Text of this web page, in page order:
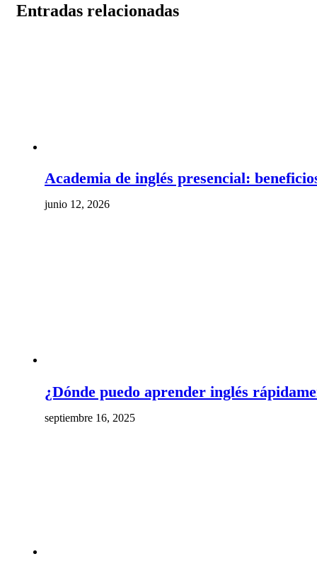
Entradas relacionadas
Academia de inglés presencial:
junio 12, 2026
¿Dónde puedo aprender inglés
septiembre 16, 2025